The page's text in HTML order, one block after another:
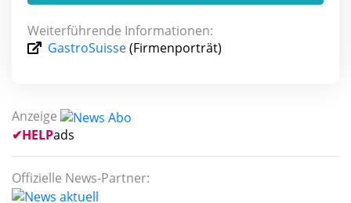
Weiterführende Informationen:
GastroSuisse(Firmenporträt)
Anzeige
✔HELPads
Offizielle News-Partner: